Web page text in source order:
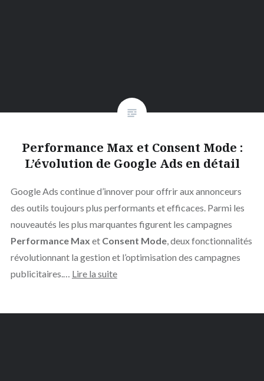
Performance Max et Consent Mode :
L’évolution de Google Ads en détail
Google Ads continue d’innover pour offrir aux annonceurs
des outils toujours plus performants et efficaces. Parmi les
nouveautés les plus marquantes figurent les campagnes
Performance Max et Consent Mode, deux fonctionnalités
révolutionnant la gestion et l’optimisation des campagnes
publicitaires.… Lire la suite